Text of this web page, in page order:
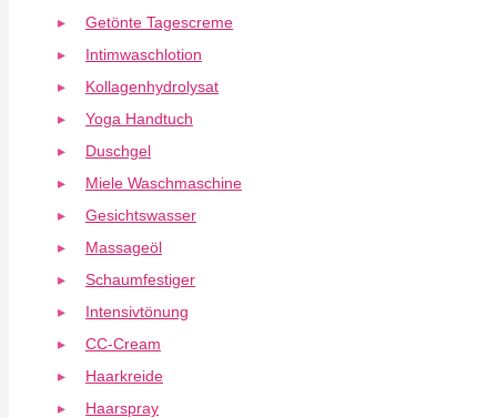
Getönte Tagescreme
Intimwaschlotion
Kollagenhydrolysat
Yoga Handtuch
Duschgel
Miele Waschmaschine
Gesichtswasser
Massageöl
Schaumfestiger
Intensivtönung
CC-Cream
Haarkreide
Haarspray